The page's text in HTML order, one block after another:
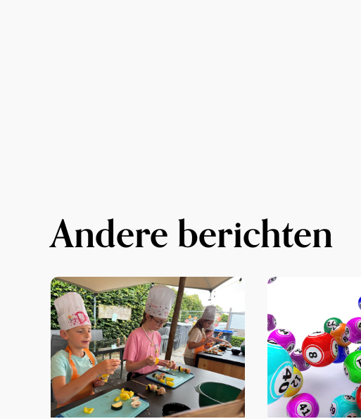
Andere berichten